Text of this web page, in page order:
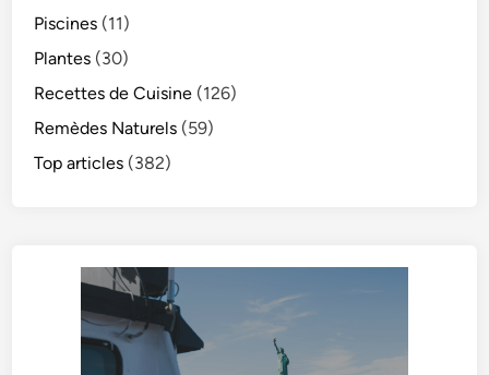
Piscines (11)
Plantes (30)
Recettes de Cuisine (126)
Remèdes Naturels (59)
Top articles (382)